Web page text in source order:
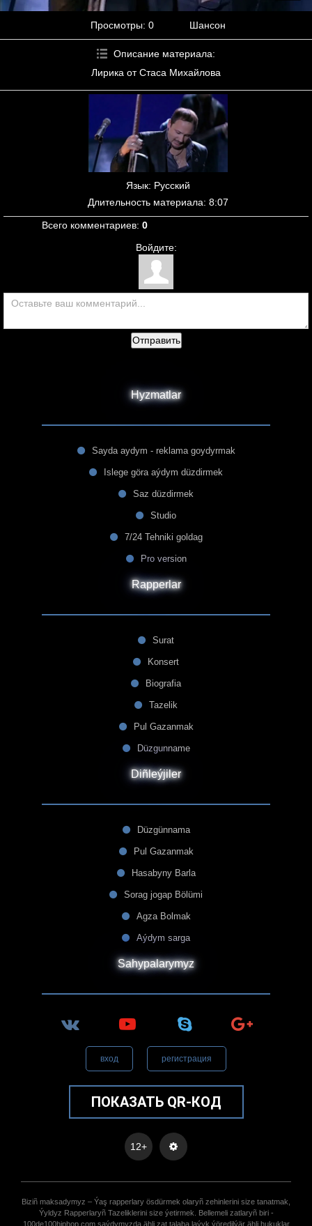
Просмотры: 0 Шансон
Описание материала:
Лирика от Стаса Михайлова
Язык: Русский
Длительность материала: 8:07
Всего комментариев: 0
Войдите:
Отправить
Hyzmatlar
Sayda aydym - reklama goydyrmak
Islege göra aýdym düzdirmek
Saz düzdirmek
Studio
7/24 Tehniki goldag
Pro version
Rapperlar
Surat
Konsert
Biografia
Tazelik
Pul Gazanmak
Düzgunname
Diñleýjiler
Düzgünnama
Pul Gazanmak
Hasabyny Barla
Sorag jogap Bölümi
Agza Bolmak
Aýdym sarga
Sahypalarymyz
вход регистрация
ПОКАЗАТЬ QR-КОД
12+
Biziñ maksadymyz – Ýaş rapperlary ösdürmek olaryñ zehinlerini size tanatmak,
Ýyldyz Rapperlaryñ Tazeliklerini size ýetirmek. Bellemeli zatlaryñ biri -
100de100hiphop.com saýdymyzda ähli zat talaba laýyk ýöredilýär ähli hukuklar